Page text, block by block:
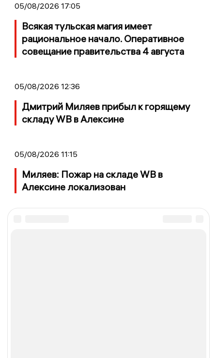
05/08/2026 17:05
Всякая тульская магия имеет
рациональное начало. Оперативное
совещание правительства 4 августа
05/08/2026 12:36
Дмитрий Миляев прибыл к горящему
складу WB в Алексине
05/08/2026 11:15
Миляев: Пожар на складе WB в
Алексине локализован